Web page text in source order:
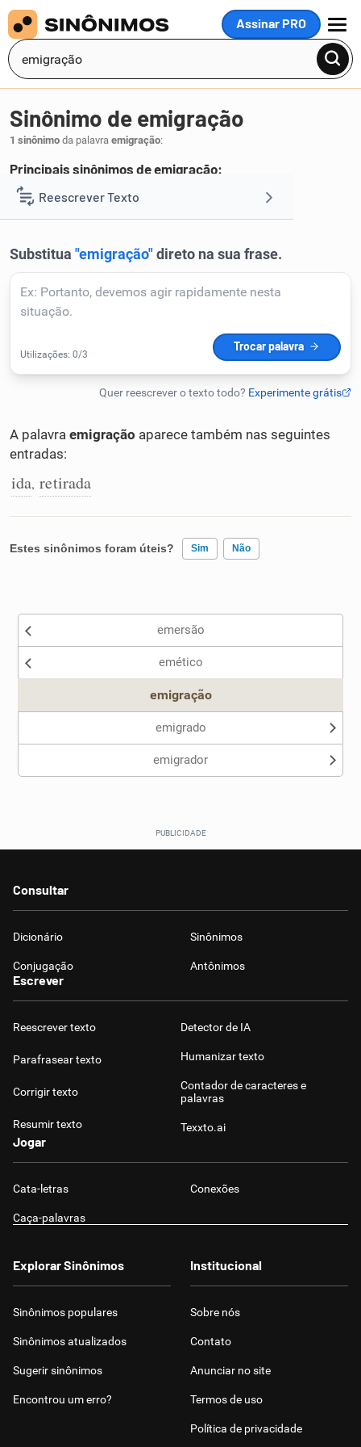
Assinar PRO
MENU
Reescrever Texto
Corrigir Texto
Humanizador de IA
Conexões
Dicionário
Sinônimo de emigração
1 sinônimo da palavra emigração:
Principais sinônimos de emigração:
1 êxodo.
A palavra emigração aparece também nas seguintes
entradas:
ida, retirada
Estes sinônimos foram úteis? Sim Não
Nenhum dos sinônimos apresentados me ajudou
emersão
emético
emigração
emigrado
emigrador
Consultar
Dicionário Sinônimos
Conjugação Antônimos
Escrever
Reescrever texto
Parafrasear texto
Corrigir texto
Resumir texto
Detector de IA
Humanizar texto
Contador de caracteres e
palavras
Texxto.ai
Jogar
Cata-letras Conexões
Caça-palavras
Explorar Sinônimos
Sinônimos populares
Sinônimos atualizados
Sugerir sinônimos
Encontrou um erro?
Institucional
Sobre nós
Contato
Anunciar no site
Termos de uso
Política de privacidade